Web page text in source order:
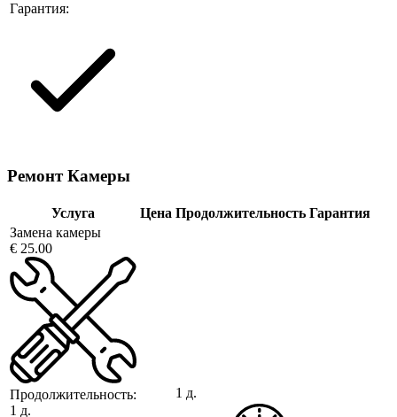
Гарантия:
Ремонт Камеры
Услуга Цена Продолжительность Гарантия
Замена камеры
€ 25.00
Продолжительность:
1 д.
1 д.